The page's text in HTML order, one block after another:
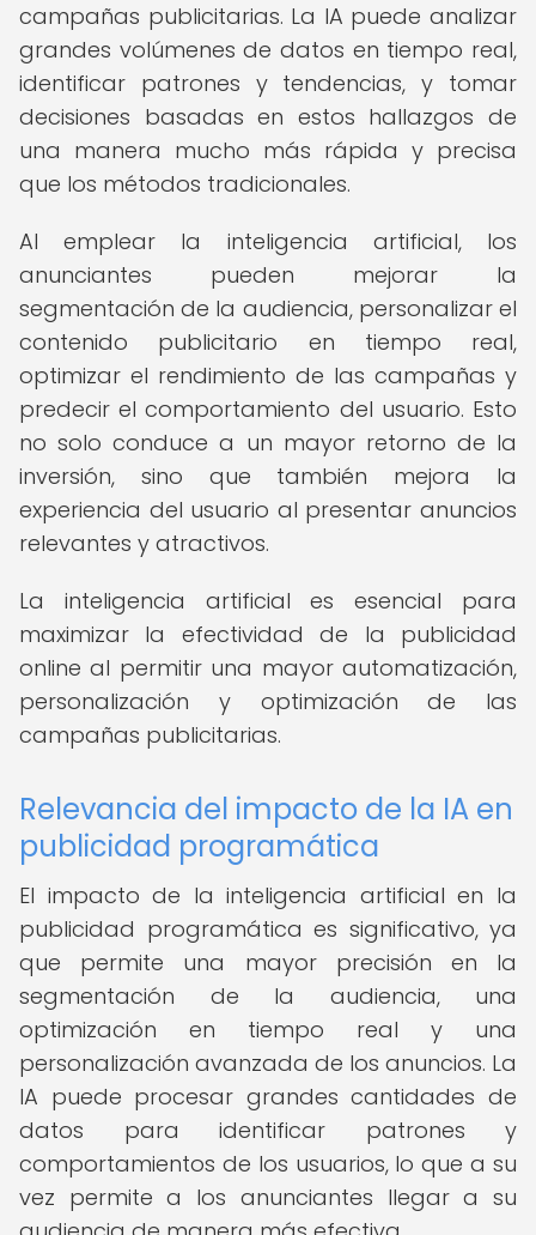
campañas publicitarias. La IA puede analizar
grandes volúmenes de datos en tiempo real,
identificar patrones y tendencias, y tomar
decisiones basadas en estos hallazgos de
una manera mucho más rápida y precisa
que los métodos tradicionales.
Al emplear la inteligencia artificial, los
anunciantes pueden mejorar la
segmentación de la audiencia, personalizar el
contenido publicitario en tiempo real,
optimizar el rendimiento de las campañas y
predecir el comportamiento del usuario. Esto
no solo conduce a un mayor retorno de la
inversión, sino que también mejora la
experiencia del usuario al presentar anuncios
relevantes y atractivos.
La inteligencia artificial es esencial para
maximizar la efectividad de la publicidad
online al permitir una mayor automatización,
personalización y optimización de las
campañas publicitarias.
Relevancia del impacto de la IA en
publicidad programática
El impacto de la inteligencia artificial en la
publicidad programática es significativo, ya
que permite una mayor precisión en la
segmentación de la audiencia, una
optimización en tiempo real y una
personalización avanzada de los anuncios. La
IA puede procesar grandes cantidades de
datos para identificar patrones y
comportamientos de los usuarios, lo que a su
vez permite a los anunciantes llegar a su